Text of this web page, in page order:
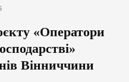
«Оператори
Вінниччини